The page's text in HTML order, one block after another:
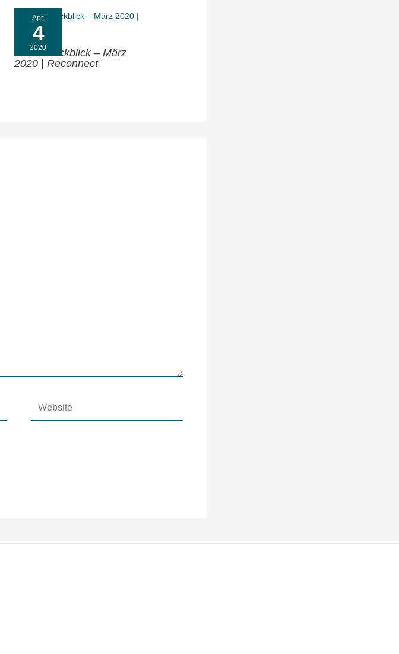
Apr.
4
2020
Monatsrückblick – März
2020 | Reconnect
Website